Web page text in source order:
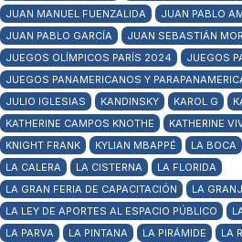
JUAN MANUEL FUENZALIDA
JUAN PABLO
JUAN PABLO GARCÍA
JUAN SEBASTIÁN
JUEGOS OLÍMPICOS PARÍS 2024
JUEGOS
JUEGOS PANAMERICANOS Y
JULIO IGLESIAS
KANDINSKY KAROL G
KATHERINE CAMPOS KNOTHE
KATHERINE
KNIGHT FRANK
KYLIAN MBAPPÉ LA BOCA
LA CALERA
LA CISTERNA
LA FLORIDA
LA GRAN FERIA DE CAPACITACIÓN
LA
LA LEY DE APORTES AL ESPACIO PÚBLICO
LA PARVA
LA PINTANA LA PIRÁMIDE LA